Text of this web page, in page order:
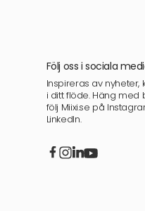
Följ oss i sociala
Inspireras av
i ditt flöde. Häng med
följ Miixi.se på
LinkedIn.